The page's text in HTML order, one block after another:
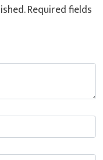
Required fields